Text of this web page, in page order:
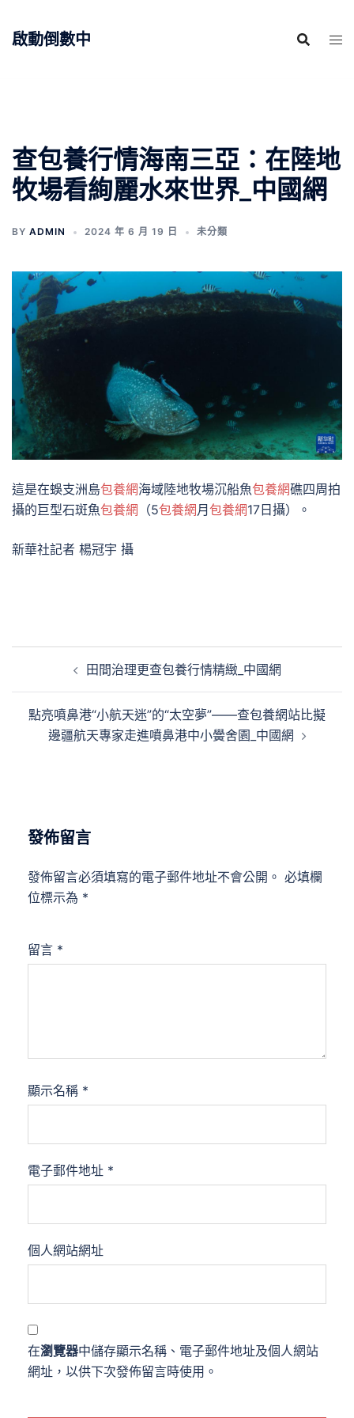
啟動倒數中
查包養行情海南三亞：在陸地
牧場看絢麗水來世界_中國網
BY ADMIN 2024 年 6 月 19 日 未分類
這是在蜈支洲島包養網海域陸地牧場沉船魚包養網礁四周拍
攝的巨型石斑魚包養網 （5包養網月 包養網17日攝）。
新華社記者 楊冠宇 攝
覽
田間治理更查包養行情精緻_中國網
點亮噴鼻港“小航天迷”的“太空夢”——查包養網站比擬
邊疆航天專家走進噴鼻港中小黌舍園_中國網
發佈留言
發佈留言必須填寫的電子郵件地址不會公開。 必填欄
位標示為 *
留言 *
顯示名稱 *
電子郵件地址 *
個人網站網址
在瀏覽器中儲存顯示名稱、電子郵件地址及個人網站
網址，以供下次發佈留言時使用。